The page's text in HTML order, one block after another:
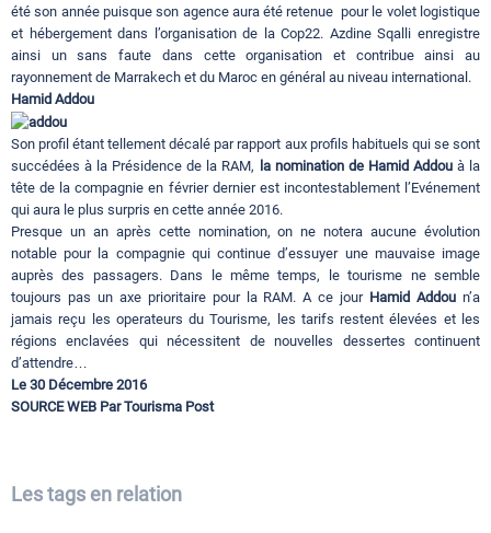
été son année puisque son agence aura été retenue pour le volet logistique
et hébergement dans l’organisation de la Cop22. Azdine Sqalli enregistre
ainsi un sans faute dans cette organisation et contribue ainsi au
rayonnement de Marrakech et du Maroc en général au niveau international.
Hamid Addou
Son profil étant tellement décalé par rapport aux profils habituels qui se sont
succédées à la Présidence de la RAM, la nomination de Hamid Addouà la
tête de la compagnie en février dernier est incontestablement l’Evénement
qui aura le plus surpris en cette année 2016.
Presque un an après cette nomination, on ne notera aucune évolution
notable pour la compagnie qui continue d’essuyer une mauvaise image
auprès des passagers. Dans le même temps, le tourisme ne semble
toujours pas un axe prioritaire pour la RAM. A ce jour Hamid Addou n’a
jamais reçu les operateurs du Tourisme, les tarifs restent élevées et les
régions enclavées qui nécessitent de nouvelles dessertes continuent
d’attendre…
Le 30 Décembre 2016
SOURCE WEB Par Tourisma Post
Les tags en relation